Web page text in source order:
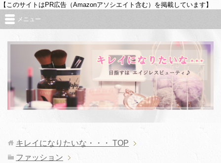
【このサイトはPR広告（Amazonアソシエイト含む）を掲載しています】
メニュー
キレイになりたいな・・・ TOP
ファッション